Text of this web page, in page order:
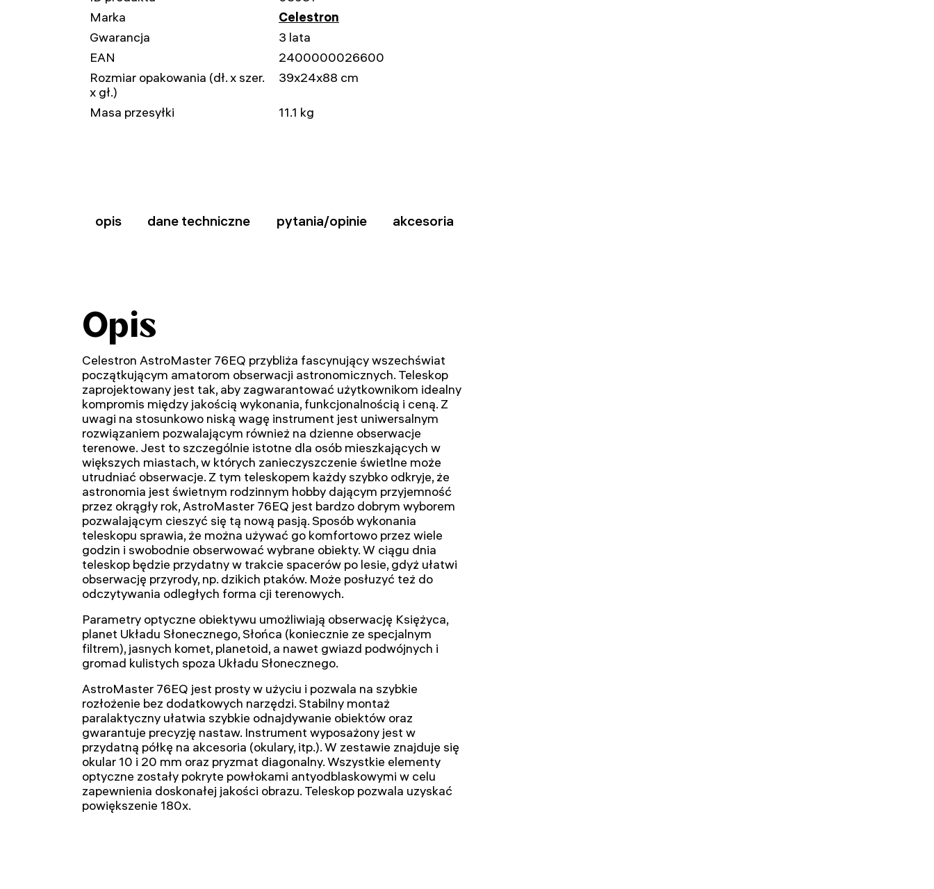
Marka
Celestron
Gwarancja
3 lata
EAN
2400000026600
Rozmiar opakowania (dł. x szer.
x gł.)
39x24x88 cm
Masa przesyłki 11.1 kg
opis dane techniczne pytania/opinie akcesoria
Opis
Celestron AstroMaster 76EQ przybliża fascynujący wszechświat
początkującym amatorom obserwacji astronomicznych. Teleskop
zaprojektowany jest tak, aby zagwarantować użytkownikom idealny
kompromis między jakością wykonania, funkcjonalnością i ceną. Z
uwagi na stosunkowo niską wagę instrument jest uniwersalnym
rozwiązaniem pozwalającym również na dzienne obserwacje
terenowe. Jest to szczególnie istotne dla osób mieszkających w
większych miastach, w których zanieczyszczenie świetlne może
utrudniać obserwacje. Z tym teleskopem każdy szybko odkryje, że
astronomia jest świetnym rodzinnym hobby dającym przyjemność
przez okrągły rok, AstroMaster 76EQ jest bardzo dobrym wyborem
pozwalającym cieszyć się tą nową pasją. Sposób wykonania
teleskopu sprawia, że można używać go komfortowo przez wiele
godzin i swobodnie obserwować wybrane obiekty. W ciągu dnia
teleskop będzie przydatny w trakcie spacerów po lesie, gdyż ułatwi
obserwację przyrody, np. dzikich ptaków. Może posłuzyć też do
odczytywania odległych forma cji terenowych.
Parametry optyczne obiektywu umożliwiają obserwację Księżyca,
planet Układu Słonecznego, Słońca (koniecznie ze specjalnym
filtrem), jasnych komet, planetoid, a nawet gwiazd podwójnych i
gromad kulistych spoza Układu Słonecznego.
AstroMaster 76EQ jest prosty w użyciu i pozwala na szybkie
rozłożenie bez dodatkowych narzędzi. Stabilny montaż
paralaktyczny ułatwia szybkie odnajdywanie obiektów oraz
gwarantuje precyzję nastaw. Instrument wyposażony jest w
przydatną półkę na akcesoria (okulary, itp.). W zestawie znajduje się
okular 10 i 20 mm oraz pryzmat diagonalny. Wszystkie elementy
optyczne zostały pokryte powłokami antyodblaskowymi w celu
zapewnienia doskonałej jakości obrazu. Teleskop pozwala uzyskać
powiększenie 180x.